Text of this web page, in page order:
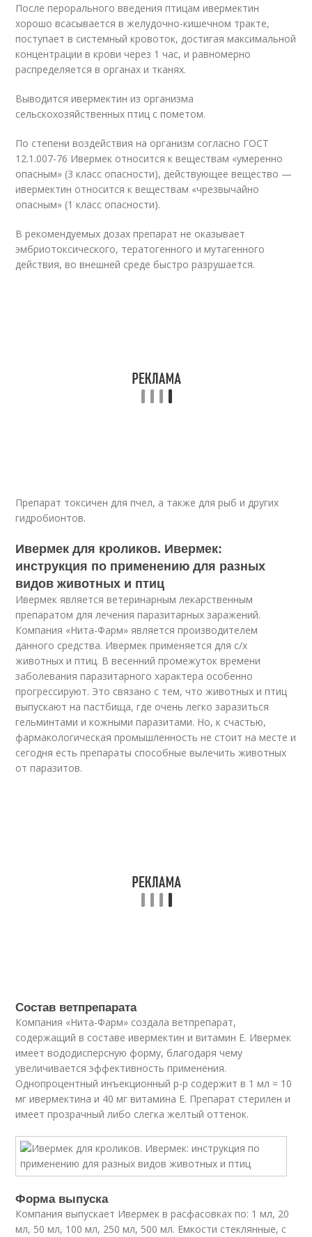
После перорального введения птицам ивермектин
хорошо всасывается в желудочно-кишечном тракте,
поступает в системный кровоток, достигая максимальной
концентрации в крови через 1 час, и равномерно
распределяется в органах и тканях.
Выводится ивермектин из организма
сельскохозяйственных птиц с пометом.
По степени воздействия на организм согласно ГОСТ
12.1.007-76 Ивермек относится к веществам «умеренно
опасным» (3 класс опасности), действующее вещество —
ивермектин относится к веществам «чрезвычайно
опасным» (1 класс опасности).
В рекомендуемых дозах препарат не оказывает
эмбриотоксического, тератогенного и мутагенного
действия, во внешней среде быстро разрушается.
Препарат токсичен для пчел, а также для рыб и других
гидробионтов.
Ивермек для кроликов. Ивермек:
инструкция по применению для разных
видов животных и птиц
Ивермек является ветеринарным лекарственным
препаратом для лечения паразитарных заражений.
Компания «Нита-Фарм» является производителем
данного средства. Ивермек применяется для с/х
животных и птиц. В весенний промежуток времени
заболевания паразитарного характера особенно
прогрессируют. Это связано с тем, что животных и птиц
выпускают на пастбища, где очень легко заразиться
гельминтами и кожными паразитами. Но, к счастью,
фармакологическая промышленность не стоит на месте и
сегодня есть препараты способные вылечить животных
от паразитов.
Состав ветпрепарата
Компания «Нита-Фарм» создала ветпрепарат,
содержащий в составе ивермектин и витамин Е. Ивермек
имеет вододисперсную форму, благодаря чему
увеличивается эффективность применения.
Однопроцентный инъекционный р-р содержит в 1 мл = 10
мг ивермектина и 40 мг витамина Е. Препарат стерилен и
имеет прозрачный либо слегка желтый оттенок.
Форма выпуска
Компания выпускает Ивермек в расфасовках по: 1 мл, 20
мл, 50 мл, 100 мл, 250 мл, 500 мл. Емкости стеклянные, с